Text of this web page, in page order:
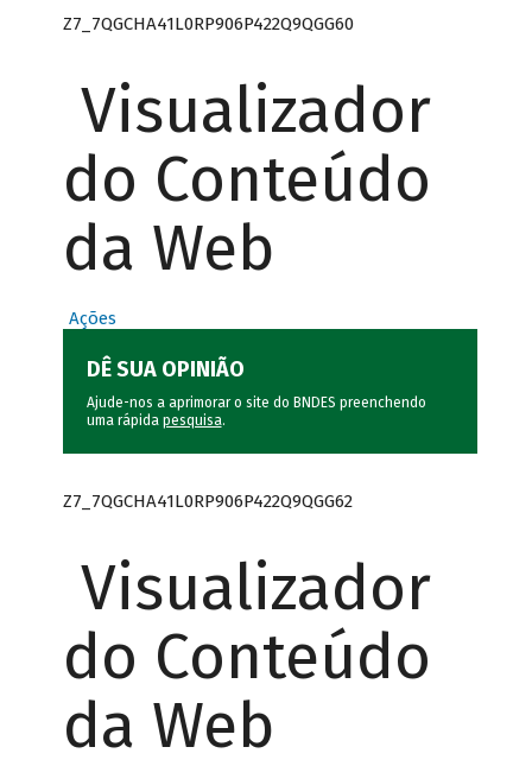
Z7_7QGCHA41L0RP906P422Q9QGG60
Visualizador
do Conteúdo
da Web
Ações
DÊ SUA OPINIÃO
Ajude-nos a aprimorar o site do BNDES preenchendo
uma rápida pesquisa.
Z7_7QGCHA41L0RP906P422Q9QGG62
Visualizador
do Conteúdo
da Web